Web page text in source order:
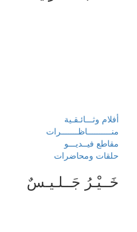
أفلام وثـــائـقـية
منــــــــــاظـــــــرات
مقاطع فيــديـــو
حلقات ومحاضرات
خَــيْـرُ جَــلـيـسٌ